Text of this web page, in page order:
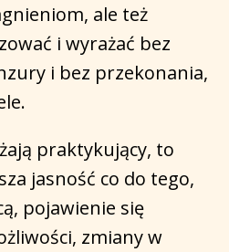
ale też
i wyrażać bez
i bez przekonania,
praktykujący, to
jasność co do tego,
pojawienie się
zmiany w